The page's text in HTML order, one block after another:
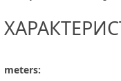
meters: